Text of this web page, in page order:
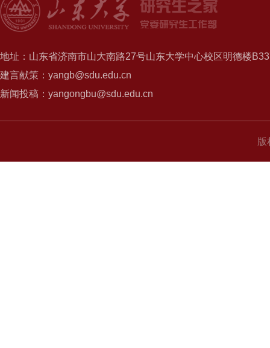
地址：山东省济南市山大南路27号山东大学中心校区明德楼
建言献策：yangb@sdu.edu.cn
新闻投稿：yangongbu@sdu.edu.cn
版